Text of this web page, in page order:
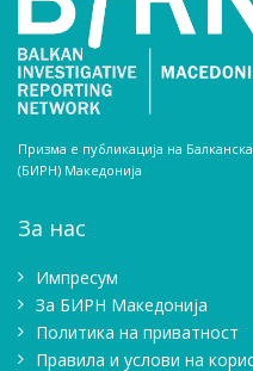
Призма е публикација на
(БИРН) Македонија
За нас
Импресум
Зa БИРН Македонија
Политика на приватност
Правила и услови на